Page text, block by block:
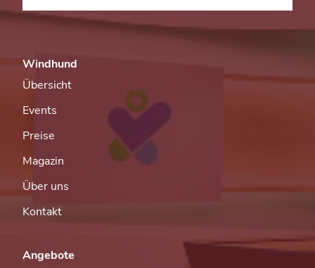
Windhund
Übersicht
Events
Preise
Magazin
Über uns
Kontakt
Angebote